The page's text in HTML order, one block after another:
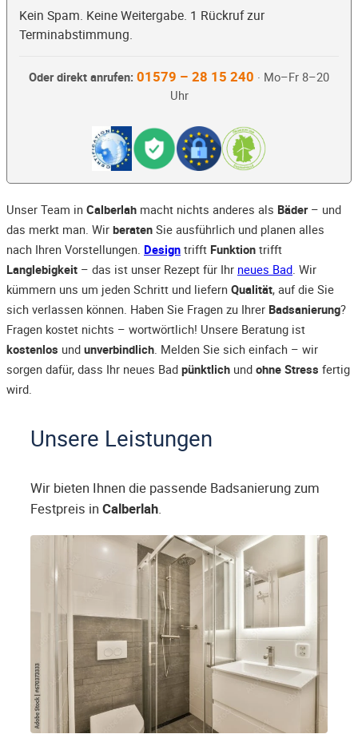
Kein Spam. Keine Weitergabe. 1 Rückruf zur
Terminabstimmung.
Oder direkt anrufen: 01579 – 28 15 240 · Mo–Fr 8–20
Uhr
Unser Team in Calberlah macht nichts anderes als Bäder– und
das merkt man. Wir beraten Sie ausführlich und planen alles
nach Ihren Vorstellungen. Design trifft Funktion trifft
Langlebigkeit – das ist unser Rezept für Ihr neues Bad. Wir
kümmern uns um jeden Schritt und liefern Qualität, auf die Sie
sich verlassen können. Haben Sie Fragen zu Ihrer Badsanierung?
Fragen kostet nichts – wortwörtlich! Unsere Beratung ist
kostenlos und unverbindlich. Melden Sie sich einfach – wir
sorgen dafür, dass Ihr neues Bad pünktlich und ohne Stress fertig
wird.
Unsere Leistungen
Wir bieten Ihnen die passende Badsanierung zum
Festpreis in Calberlah.